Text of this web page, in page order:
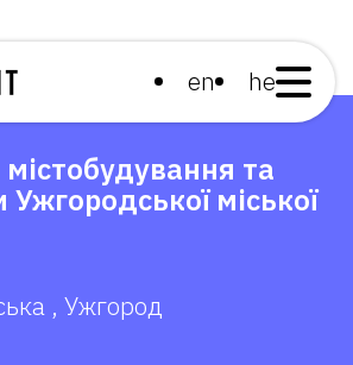
en he
та
Ужгородської міської
, Ужгород